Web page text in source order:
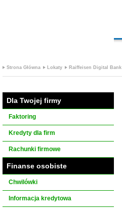
Strona Główna Lokaty Raiffeisen Digital Bank
Dla Twojej firmy
Faktoring
Kredyty dla firm
Rachunki firmowe
Finanse osobiste
Chwilówki
Informacja kredytowa